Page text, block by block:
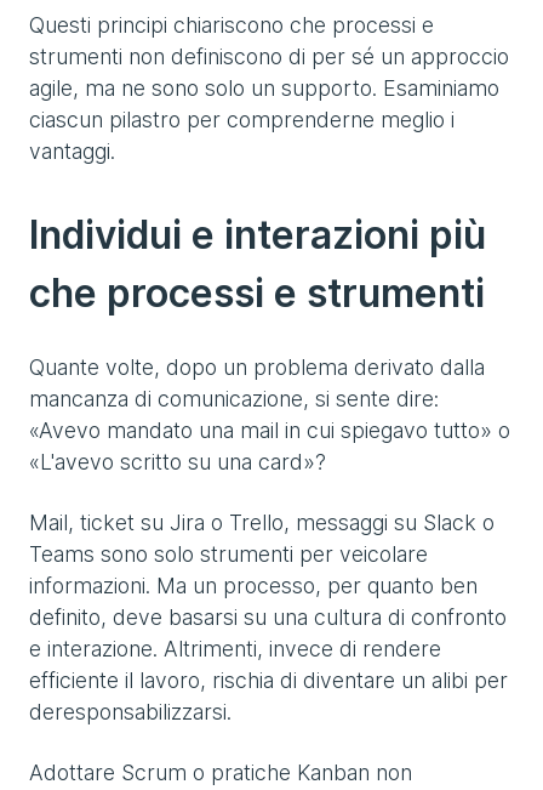
Questi principi chiariscono che processi e
strumenti non definiscono di per sé un approccio
agile, ma ne sono solo un supporto. Esaminiamo
ciascun pilastro per comprenderne meglio i
vantaggi.
Individui e interazioni più
che processi e strumenti
Quante volte, dopo un problema derivato dalla
mancanza di comunicazione, si sente dire:
«Avevo mandato una mail in cui spiegavo tutto» o
«L'avevo scritto su una card»?
Mail, ticket su Jira o Trello, messaggi su Slack o
Teams sono solo strumenti per veicolare
informazioni. Ma un processo, per quanto ben
definito, deve basarsi su una cultura di confronto
e interazione. Altrimenti, invece di rendere
efficiente il lavoro, rischia di diventare un alibi per
deresponsabilizzarsi.
Adottare Scrum o pratiche Kanban non